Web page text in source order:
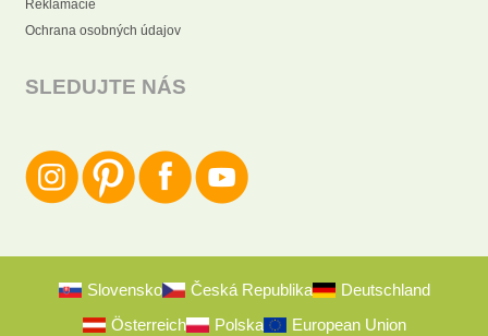
Reklamácie
Ochrana osobných údajov
SLEDUJTE NÁS
Slovensko Česká Republika
Deutschland
Österreich
Polska European Union